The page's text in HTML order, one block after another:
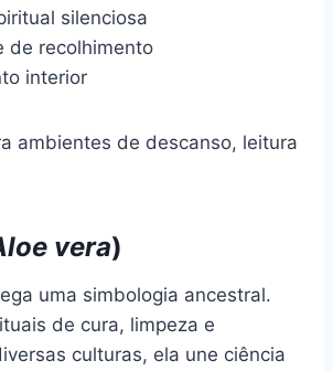
silenciosa
de recolhimento
interior
ambientes de descanso, leitura
vera)
uma simbologia ancestral.
de cura, limpeza e
culturas, ela une ciência